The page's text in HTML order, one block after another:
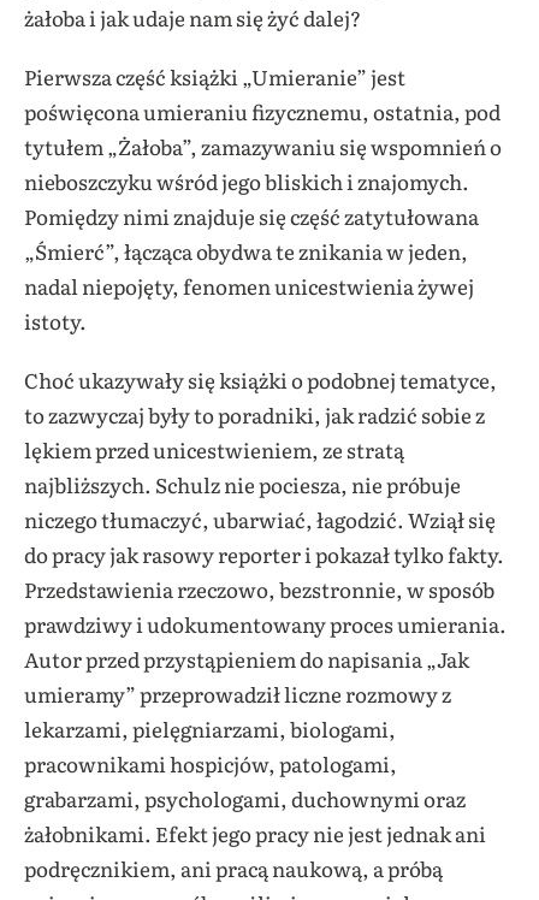
żałoba i jak udaje nam się żyć dalej?
Pierwsza część książki „Umieranie” jest
poświęcona umieraniu fizycznemu, ostatnia, pod
tytułem „Żałoba”, zamazywaniu się wspomnień o
nieboszczyku wśród jego bliskich i znajomych.
Pomiędzy nimi znajduje się część zatytułowana
„Śmierć”, łącząca obydwa te znikania w jeden,
nadal niepojęty, fenomen unicestwienia żywej
istoty.
Choć ukazywały się książki o podobnej tematyce,
to zazwyczaj były to poradniki, jakradzić sobie z
lękiem przed unicestwieniem, ze stratą
najbliższych. Schulz nie pociesza, nie próbuje
niczego tłumaczyć, ubarwiać, łagodzić. Wziął się
do pracy jak rasowy reporter i pokazał tylko fakty.
Przedstawienia rzeczowo, bezstronnie, w sposób
prawdziwy i udokumentowany proces umierania.
Autor przed przystąpieniem do napisania „Jak
umieramy” przeprowadził liczne rozmowy z
lekarzami, pielęgniarzami, biologami,
pracownikami hospicjów, patologami,
grabarzami, psychologami, duchownymi oraz
żałobnikami. Efekt jego pracy nie jest jednak ani
podręcznikiem, ani pracą naukową, a próbą